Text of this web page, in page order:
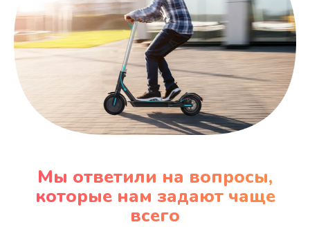
Мы ответили на вопросы,
которые нам задают чаще
всего